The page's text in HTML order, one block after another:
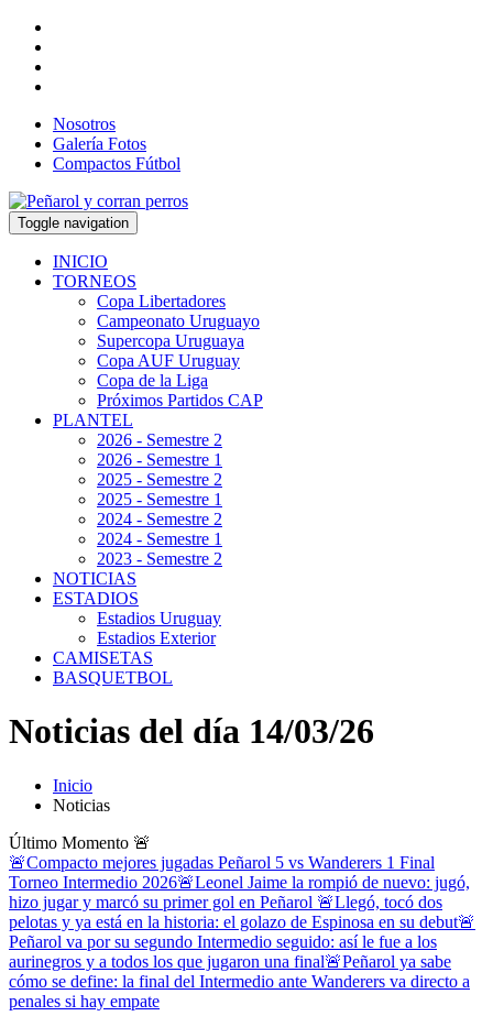
Nosotros
Galería Fotos
Compactos Fútbol
Toggle navigation
INICIO
TORNEOS
Copa Libertadores
Campeonato Uruguayo
Supercopa Uruguaya
Copa AUF Uruguay
Copa de la Liga
Próximos Partidos CAP
PLANTEL
2026 - Semestre 2
2026 - Semestre 1
2025 - Semestre 2
2025 - Semestre 1
2024 - Semestre 2
2024 - Semestre 1
2023 - Semestre 2
NOTICIAS
ESTADIOS
Estadios Uruguay
Estadios Exterior
CAMISETAS
BASQUETBOL
Noticias del día 14/03/26
Inicio
Noticias
Último Momento 🚨
🚨Compacto mejores jugadas Peñarol 5 vs Wanderers 1 Final
Torneo Intermedio 2026🚨Leonel Jaime la rompió de nuevo: jugó,
hizo jugar y marcó su primer gol en Peñarol 🚨Llegó, tocó dos
pelotas y ya está en la historia: el golazo de Espinosa en su debut🚨
Peñarol va por su segundo Intermedio seguido: así le fue a los
aurinegros y a todos los que jugaron una final🚨Peñarol ya sabe
cómo se define: la final del Intermedio ante Wanderers va directo a
penales si hay empate